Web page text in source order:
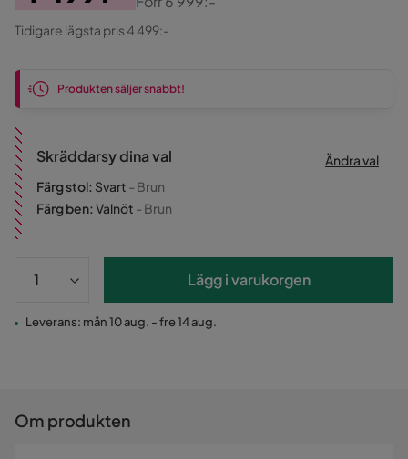
Pris
Original
Pris
Tidigare lägsta pris 4 499:-
Produkten säljer snabbt!
Skräddarsy dina val
Ändra val
Färg stol: Svart - Brun
Färg ben:Valnöt - Brun
Lägg i varukorgen
Leverans: mån 10 aug. - fre 14 aug.
Om produkten